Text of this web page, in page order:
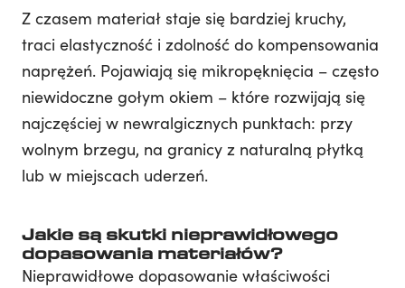
Z czasem materiał staje się bardziej kruchy,
traci elastyczność i zdolność do kompensowania
naprężeń. Pojawiają się mikropęknięcia – często
niewidoczne gołym okiem – które rozwijają się
najczęściej w newralgicznych punktach: przy
wolnym brzegu, na granicy z naturalną płytką
lub w miejscach uderzeń.
Jakie są skutki nieprawidłowego
dopasowania materiałów?
Nieprawidłowe dopasowanie właściwości